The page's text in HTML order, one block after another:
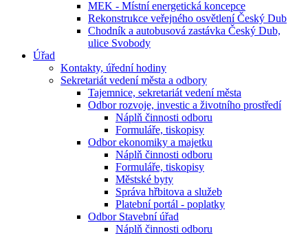
MEK - Místní energetická koncepce
Rekonstrukce veřejného osvětlení Český Dub
Chodník a autobusová zastávka Český Dub,
ulice Svobody
Úřad
Kontakty, úřední hodiny
Sekretariát vedení města a odbory
Tajemnice, sekretariát vedení města
Odbor rozvoje, investic a životního prostředí
Náplň činnosti odboru
Formuláře, tiskopisy
Odbor ekonomiky a majetku
Náplň činnosti odboru
Formuláře, tiskopisy
Městské byty
Správa hřbitova a služeb
Platební portál - poplatky
Odbor Stavební úřad
Náplň činnosti odboru